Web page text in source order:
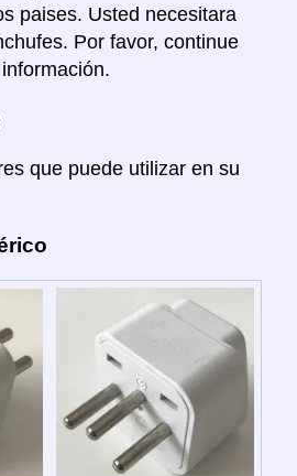
paises. Usted necesitara
Por favor, continue
que puede utilizar en su